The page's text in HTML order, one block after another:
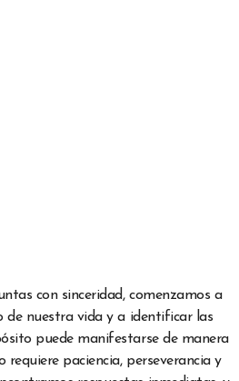
con sinceridad, comenzamos a
nuestra vida y a identificar las
puede manifestarse de manera
requiere paciencia, perseverancia y